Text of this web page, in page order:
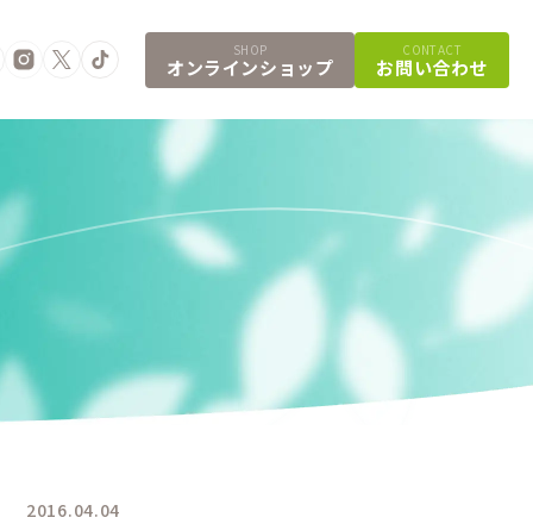
SHOP
オンラインショップ
CONTACT
お問い合わせ
2016.04.04